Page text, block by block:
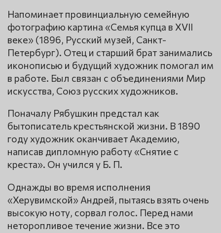
Напоминает провинциальную семейную
фотографию картина «Семья купца в XVII
веке» (1896, Русский музей, Санкт-
Петербург). Отец и старший брат занимались
иконописью и будущий художник помогал им
в работе. Был связан с объединениями Мир
искусства, Союз русских художников.
Поначалу Рябушкин предстал как
бытописатель крестьянской жизни. В 1890
году художник оканчивает Академию,
написав дипломную работу «Снятие с
креста». Он учился у Б. П.
Однажды во время исполнения
«Херувимской» Андрей, пытаясь взять очень
высокую ноту, сорвал голос. Перед нами
неторопливое течение жизни. Все это